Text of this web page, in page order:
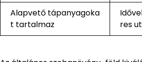
Alapvető tápanyagoka
t tartalmaz
res